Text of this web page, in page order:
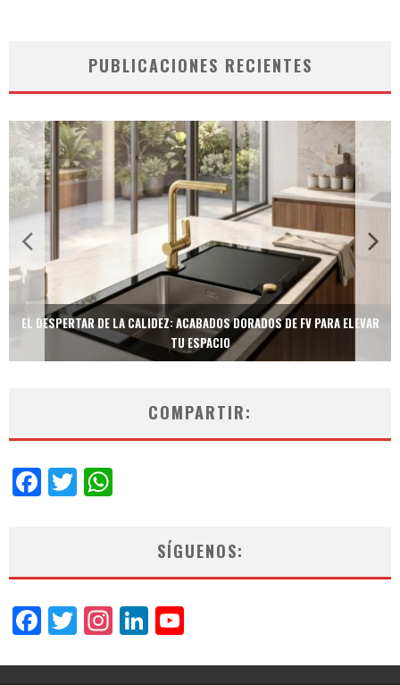
PUBLICACIONES RECIENTES
EL DESPERTAR DE LA CALIDEZ: ACABADOS DORADOS DE FV PARA ELEVAR
TU ESPACIO
COMPARTIR:
Facebook
Twitter
SÍGUENOS:
Facebook
Twitter
Instagram
LinkedIn